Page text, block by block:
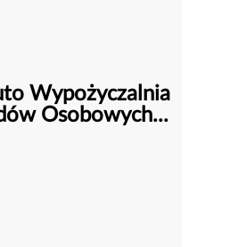
Wypożyczalnia
Osobowych...